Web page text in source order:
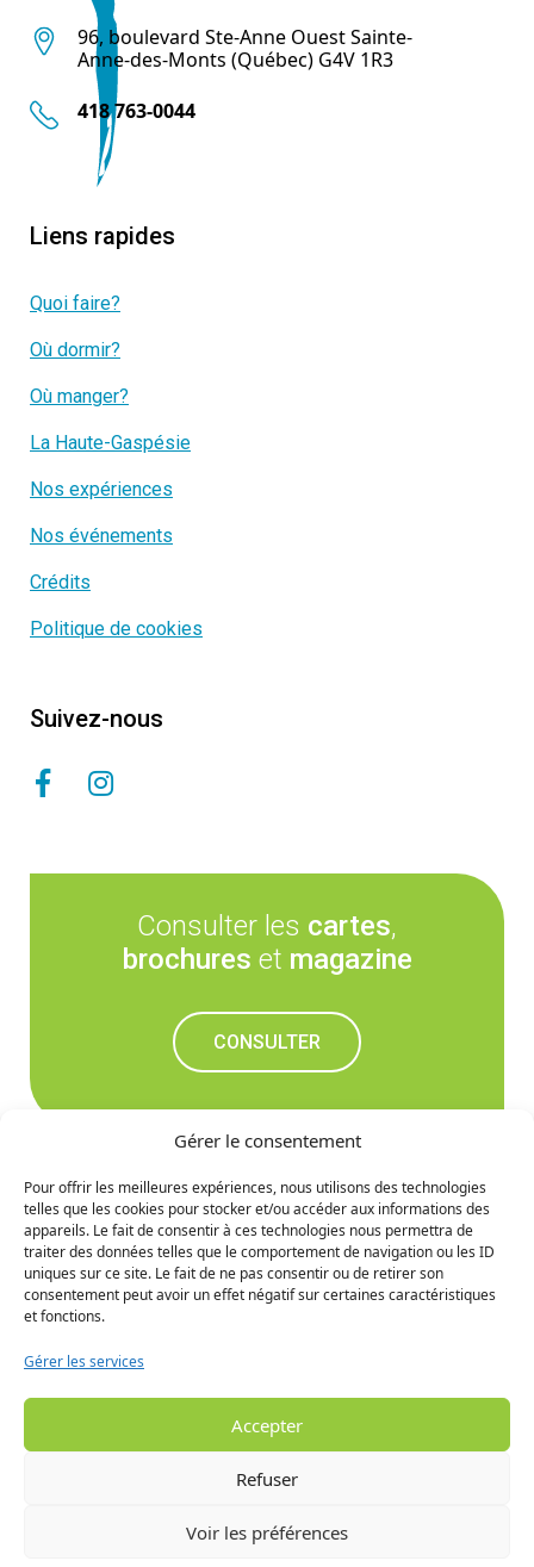
Gérer le consentement
Pour offrir les meilleures expériences, nous utilisons des technologies
telles que les cookies pour stocker et/ou accéder aux informations des
appareils. Le fait de consentir à ces technologies nous permettra de
traiter des données telles que le comportement de navigation ou les ID
uniques sur ce site. Le fait de ne pas consentir ou de retirer son
consentement peut avoir un effet négatif sur certaines caractéristiques
et fonctions.
Gérer les services
Accepter
Refuser
Voir les préférences
96, boulevard Ste-Anne Ouest Sainte-
Anne-des-Monts (Québec) G4V 1R3
418 763-0044
Liens rapides
Quoi faire?
Où dormir?
Où manger?
La Haute-Gaspésie
Nos expériences
Nos événements
Crédits
Politique de cookies
Suivez-nous
Consulter les cartes,
brochures et magazine
CONSULTER
Ne manquez rien des
prochaines nouvelles
© 2024 MRC de la Haute Gaspésie - Tous droits réservés. -